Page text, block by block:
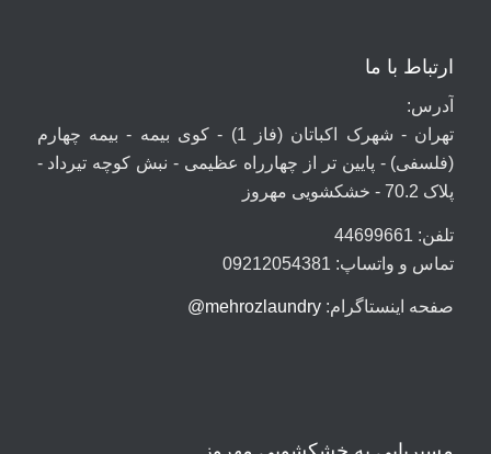
ارتباط با ما
آدرس:
تهران - شهرک اکباتان (فاز 1) - کوی بیمه - بیمه چهارم
(فلسفی) - پایین تر از چهارراه عظیمی - نبش کوچه تیرداد -
پلاک 70.2 - خشکشویی مهروز
تلفن: 44699661
تماس و واتساپ: 09212054381
صفحه اینستاگرام: mehrozlaundry@